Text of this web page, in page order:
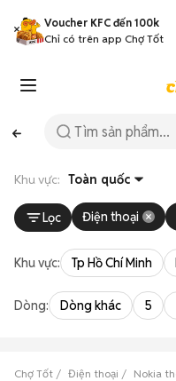
Voucher KFC đến 100k
Chỉ có trên app Chợ Tốt
Khu vực: Toàn quốc
Lọc Điện thoại
Khu vực: Tp Hồ Chí Minh
Dòng: Dòng khác 5
Chợ Tốt Điện thoại Nokia